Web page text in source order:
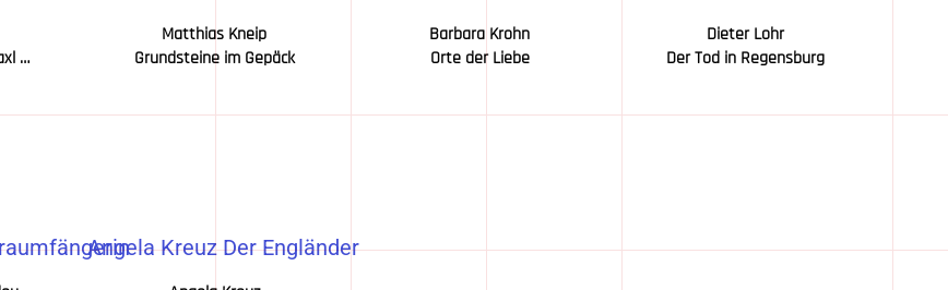
…
Matthias Kneip
Grundsteine im Gepäck
Barbara Krohn
Orte der Liebe
Dieter Lohr
Der Tod in Regensburg